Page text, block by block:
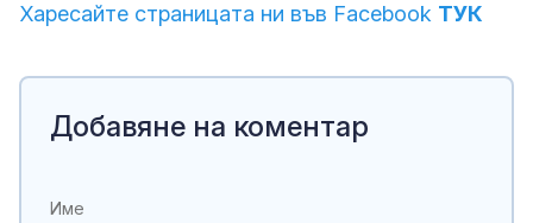
Харесайте страницата ни във Facebook ТУК
Добавяне на коментар